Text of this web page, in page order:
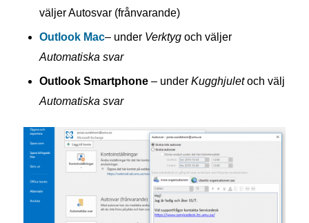
väljerAutosvar (frånvarande)
Outlook Mac– under Verktygoch väljer
Automatiska svar
Outlook Smartphone– under Kugghjuletoch välj
Automatiska svar